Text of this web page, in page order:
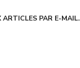
ARTICLES PAR E-MAIL.